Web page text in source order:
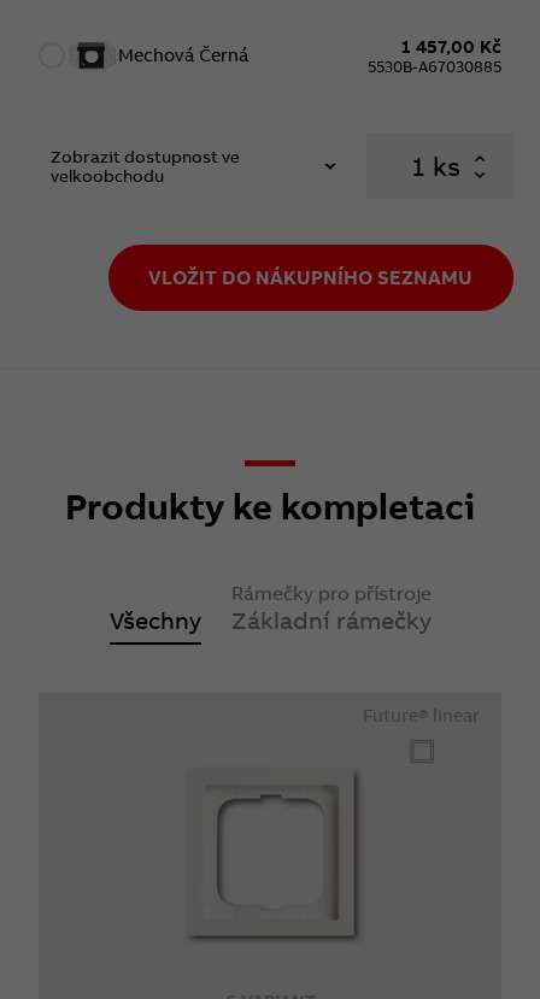
Mechová Černá 1 457,00 Kč
5530B-A67030885
Zobrazit dostupnost ve
velkoobchodu
ks
VLOŽIT DO NÁKUPNÍHO SEZNAMU
Produkty ke kompletaci
Všechny
Rámečky pro přístroje
Základní rámečky
Future® linear